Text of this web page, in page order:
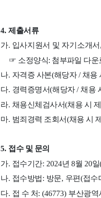
4. 제출서류
가. 입사지원서 및 자기소개서 ,
☞ 소정양식: 첨부파일 다운
나. 자격증 사본(해당자/ 채용
다. 경력증명서(해당자/채용
라. 채용신체검사서(채용 시
마. 범죄경력 조회서(채용 시
5. 접수 및 문의
가. 접수기간: 2024년 8월 20일
나. 접수방법: 방문, 우편(접수
다. 접 수 처: (46773) 부산광역